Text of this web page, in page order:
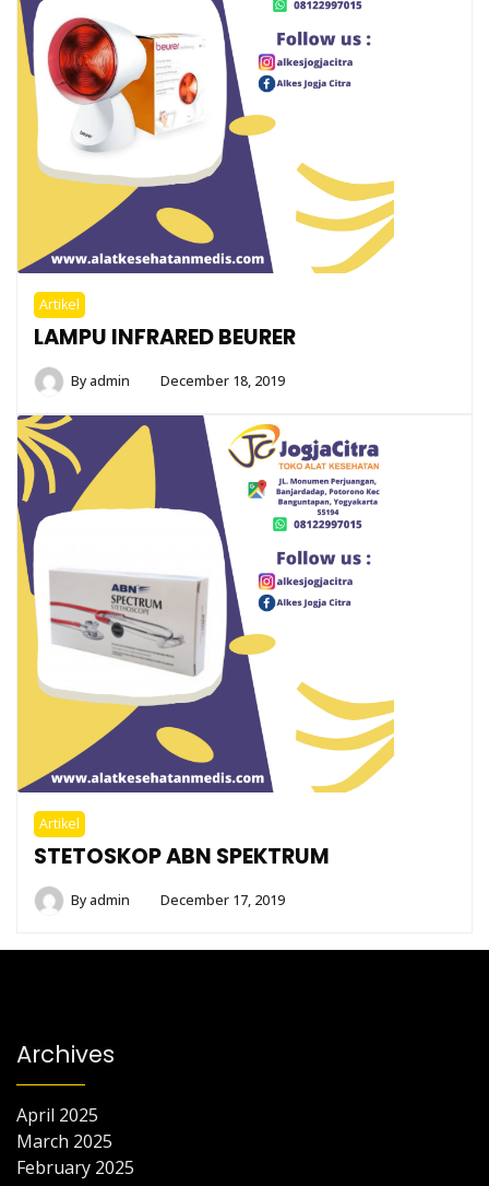
Artikel
LAMPU INFRARED BEURER
Byadmin December 18, 2019
Artikel
STETOSKOP ABN SPEKTRUM
Byadmin December 17, 2019
Archives
April 2025
March 2025
February 2025